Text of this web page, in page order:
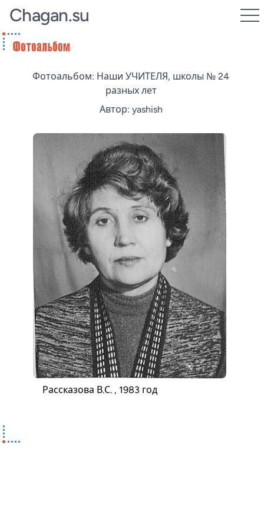
Chagan.su
Фотоальбом: Наши УЧИТЕЛЯ, школы № 24
разных лет
Автор: yashish
Рассказова В.С. , 1983 год